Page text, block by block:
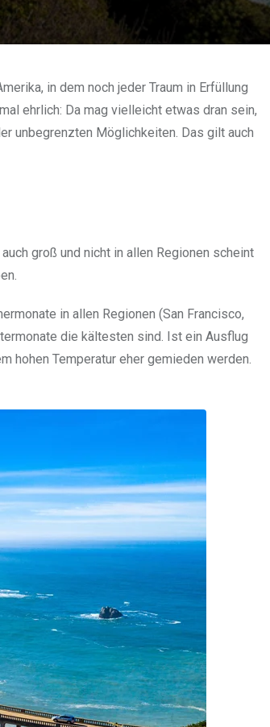
in dem noch jeder Traum in Erfüllung
ehrlich: Da mag vielleicht etwas dran sein,
unbegrenzten Möglichkeiten. Das gilt auch
groß und nicht in allen Regionen scheint
in allen Regionen (San Francisco,
die kältesten sind. Ist ein Ausflug
hohen Temperatur eher gemieden werden.